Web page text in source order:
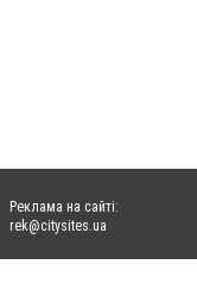
Реклама на сайті:
rek@citysites.ua